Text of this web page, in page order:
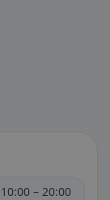
10:00 – 20:00